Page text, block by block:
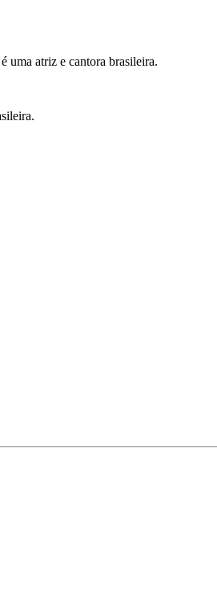
uma atriz e cantora brasileira.